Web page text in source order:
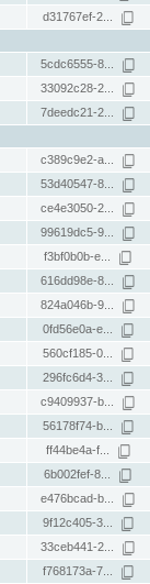
d31767ef-2...
5cdc6555-8...
33092c28-2...
7deedc21-2...
c389c9e2-a...
53d40547-8...
ce4e3050-2...
99619dc5-9...
f3bf0b0b-e...
616dd98e-8...
824a046b-9...
0fd56e0a-e...
560cf185-0...
296fc6d4-3...
c9409937-b...
56178f74-b...
ff44be4a-f...
6b002fef-8...
e476bcad-b...
9f12c405-3...
33ceb441-2...
f768173a-7...